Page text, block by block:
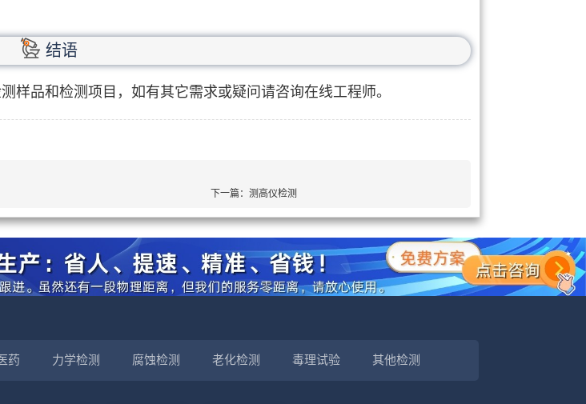
结语
样品和检测项目，如有其它需求或疑问请咨询在线工程师。
下一篇： 测高仪检测
药 力学检测 腐蚀检测 老化检测 毒理试验 其他检测